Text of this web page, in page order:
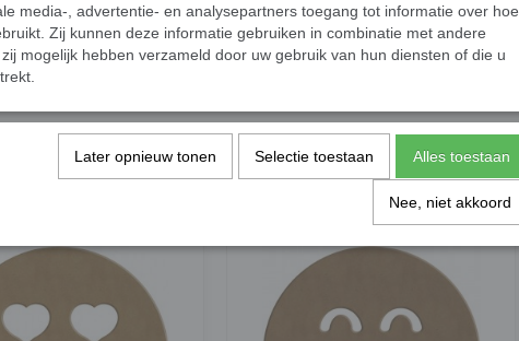
€ 4,97
Op voorraad
media-, advertentie- en analysepartners toegang tot informatie over hoe
Zij kunnen deze informatie gebruiken in combinatie met andere
mogelijk hebben verzameld door uw gebruik van hun diensten of die u
Later opnieuw tonen Selectie toestaan Alles toestaan
Nee, niet akkoord